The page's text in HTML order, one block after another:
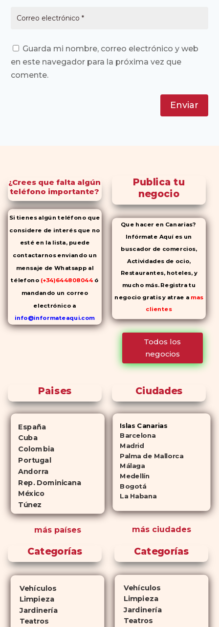
Guarda mi nombre, correo electrónico y web
en este navegador para la próxima vez que
comente.
Enviar
¿Crees que falta algún
teléfono importante?
Si tienes algún teléfono que
considere de interés que no
esté en la lista, puede
contactarnos enviando un
mensaje de Whatsapp al
télefono (+34)644808044 ó
mandando un correo
electrónico a
info@informateaqui.com
Mientras que antes la
cambio de los tiempos ha
permitido la producción de
alternativas genéricas tanto a
Cialis como a
respectivamente) que se
consideran tan rentables e igual
de eficaces que su homólogo de
marca. En su mayor parte,
ambos medicamentos funcionan
de la misma manera y tienen
perfiles de efectos secundarios
diferencia? El tiempo.comprar
Cialisejerce sus efectos hasta 4
veces más tiempo que Viagra, lo
atractiva para quienes no desean
planificar sus actividades
Publica tu
negocio
Que hacer en Canarias?
Infórmate Aquí es un
buscador de comercios,
Actividades de ocio,
Restaurantes, hoteles, y
mucho más. Registra tu
negocio gratis y atrae a mas
clientes
Todos los
negocios
Paises
España
Cuba
Colombia
Portugal
Andorra
Rep. Dominicana
México
Túnez
más países
Ciudades
Islas Canarias
Barcelona
Madrid
Palma de Mallorca
Málaga
Medellín
Bogotá
La Habana
más ciudades
Categorías
Vehículos
Limpieza
Jardinería
Teatros
Categorías
Vehículos
Limpieza
Jardinería
Teatros